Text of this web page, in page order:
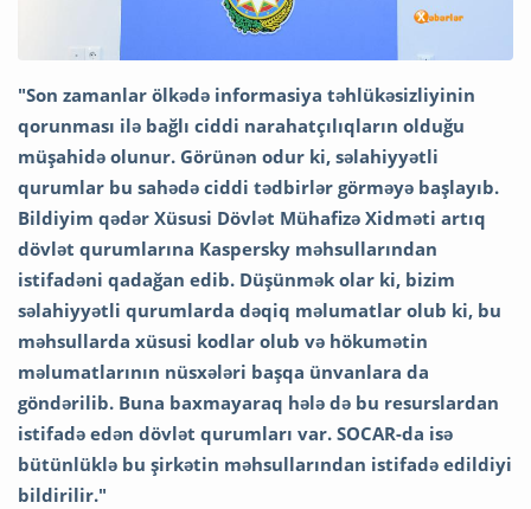
"Son zamanlar ölkədə informasiya təhlükəsizliyinin
qorunması ilə bağlı ciddi narahatçılıqların olduğu
müşahidə olunur. Görünən odur ki, səlahiyyətli
qurumlar bu sahədə ciddi tədbirlər görməyə başlayıb.
Bildiyim qədər Xüsusi Dövlət Mühafizə Xidməti artıq
dövlət qurumlarına Kaspersky məhsullarından
istifadəni qadağan edib. Düşünmək olar ki, bizim
səlahiyyətli qurumlarda dəqiq məlumatlar olub ki, bu
məhsullarda xüsusi kodlar olub və hökumətin
məlumatlarının nüsxələri başqa ünvanlara da
göndərilib. Buna baxmayaraq hələ də bu resurslardan
istifadə edən dövlət qurumları var. SOCAR-da isə
bütünlüklə bu şirkətin məhsullarından istifadə edildiyi
bildirilir."